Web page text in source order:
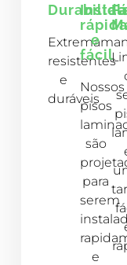
resistentes
e
duráveis
rápida
e
fácil
Nossos
pisos
são
para
serem
e